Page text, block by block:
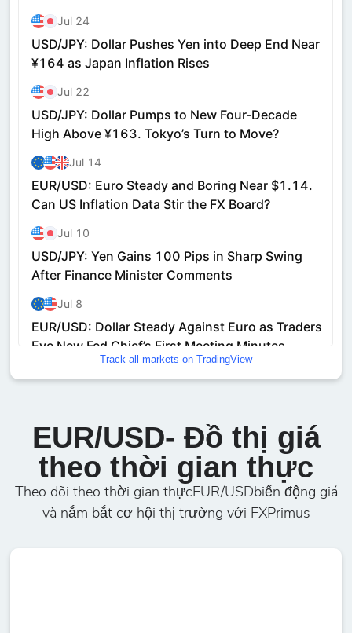
Track all markets on TradingView
EUR/USD- Đồ thị giá
theo thời gian thực
Theo dõi theo thời gian thựcEUR/USDbiến động giá
và nắm bắt cơ hội thị trường với FXPrimus